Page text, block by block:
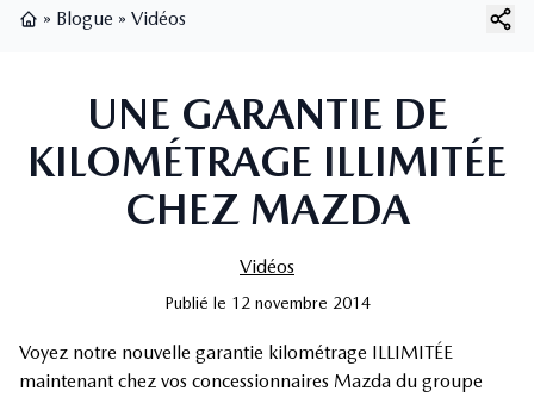
» Blogue » Vidéos
UNE GARANTIE DE
KILOMÉTRAGE ILLIMITÉE
CHEZ MAZDA
Vidéos
Publié le 12 novembre 2014
Voyez notre nouvelle garantie kilométrage ILLIMITÉE
maintenant chez vos concessionnaires Mazda du groupe